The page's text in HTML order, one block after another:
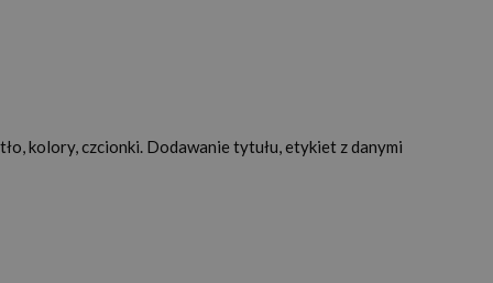
kolory, czcionki. Dodawanie tytułu, etykiet z danymi